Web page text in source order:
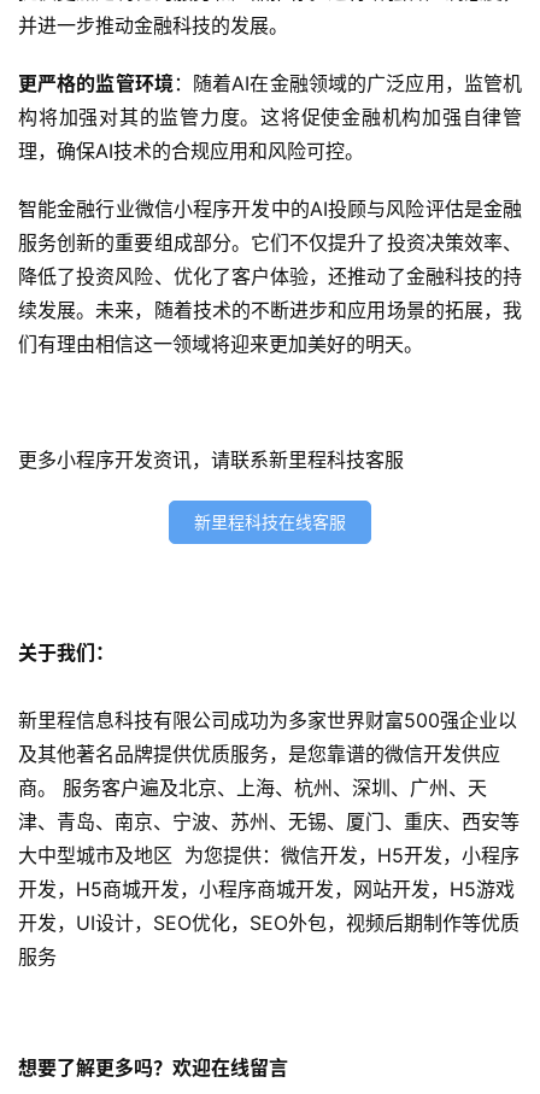
开
发
网
站
开
s
e
o
优
字
P
发
短
视
频
资
讯
分
见
并进一步推动金融科技的发展。
更严格的监管环境 ：随着AI在金融领域的广泛应用，监管机
构将加强对其的监管力度。这将促使金融机构加强自律管
理，确保AI技术的合规应用和风险可控。
智能金融行业微信小程序开发中的AI投顾与风险评估是金融
服务创新的重要组成部分。它们不仅提升了投资决策效率、
降低了投资风险、优化了客户体验，还推动了金融科技的持
续发展。未来，随着技术的不断进步和应用场景的拓展，我
们有理由相信这一领域将迎来更加美好的明天。
更多小程序开发资讯，请联系新里程科技客服
新里程科技在线客服
关于我们：
新里程信息科技有限公司成功为多家世界财富500强企业以
及其他著名品牌提供优质服务，是您靠谱的微信开发供应
商。 服务客户遍及北京、上海、杭州、深圳、广州、天
津、青岛、南京、宁波、苏州、无锡、厦门、重庆、西安等
大中型城市及地区 为您提供：微信开发，H5开发，小程序
开发，H5商城开发，小程序商城开发，网站开发，H5游戏
开发，UI设计，SEO优化，SEO外包，视频后期制作等优质
服务
想要了解更多吗？欢迎在线留言